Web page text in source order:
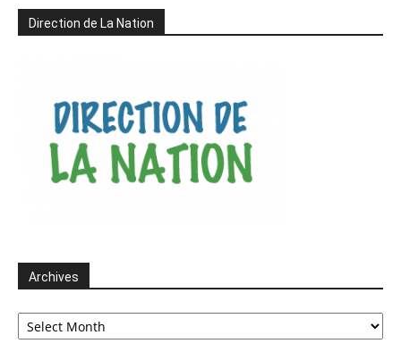
Direction de La Nation
Archives
Archives